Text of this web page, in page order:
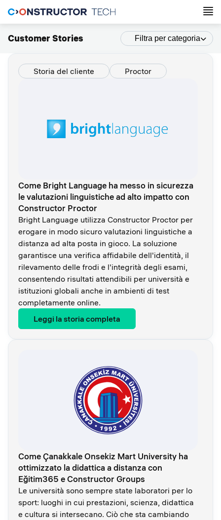
Customer Stories Filtra per categoria
Storia del cliente Proctor
Come Bright Language ha messo in sicurezza
le valutazioni linguistiche ad alto impatto con
Constructor Proctor
Bright Language utilizza Constructor Proctor per
erogare in modo sicuro valutazioni linguistiche a
distanza ad alta posta in gioco. La soluzione
garantisce una verifica affidabile dell'identità, il
rilevamento delle frodi e l'integrità degli esami,
consentendo risultati attendibili per università e
istituzioni globali anche in ambienti di test
completamente online.
Leggi la storia completa
Come Çanakkale Onsekiz Mart University ha
ottimizzato la didattica a distanza con
Eğitim365 e Constructor Groups
Le università sono sempre state laboratori per lo
sport: luoghi in cui prestazioni, scienza, didattica
e cultura si intersecano. Ciò che sta cambiando